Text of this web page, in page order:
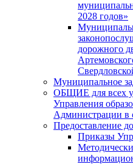
2028 годов»
дорожного
Муниципальное
ОБЩИЕ для всех
Управления
Администрации в
Предоставление
Приказы